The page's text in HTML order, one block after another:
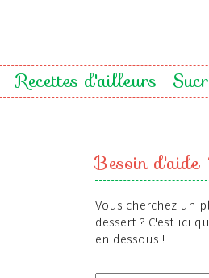
Recettes d'ailleurs
Besoin d'aide
Vous cherchez un
dessert ? C'est ici
en dessous !